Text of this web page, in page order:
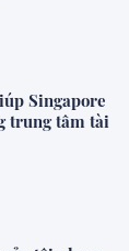
Singapore
trung tâm tài